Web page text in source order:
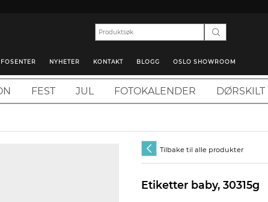
NYHETER KONTAKT BLOGG OSLO SHOWROOM
FEST JUL FOTOKALENDER DØRSKILT
Tilbake til alle produkter
Etiketter baby, 30315g